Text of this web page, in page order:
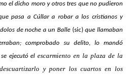
el dicho moro y otros tres que no pudieron
pasa a Cúllar a robar a los cristianos y
de noche a un Balle (sic)que llamaban
comprobado su delito, lo mandó
ejecutó elescarmiento en la plaza de la
y poner los cuartos en los